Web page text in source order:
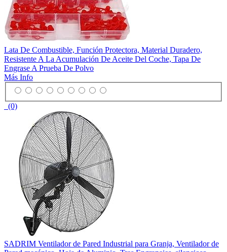
Lata De Combustible, Función Protectora, Material Duradero,
Resistente A La Acumulación De Aceite Del Coche, Tapa De
Engrase A Prueba De Polvo
Más Info
(0)
SADRIM Ventilador de Pared Industrial para Granja, Ventilador de